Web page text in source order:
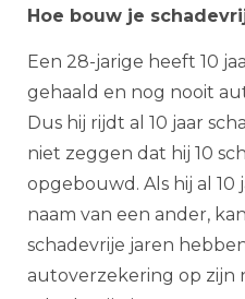
Hoe bouw je
Een 28-jarige heeft 10
gehaald en nog nooit
Dus hij rijdt al 10 jaar
niet zeggen dat hij 10
opgebouwd. Als hij al
naam van een ander,
schadevrije jaren
autoverzekering op zijn